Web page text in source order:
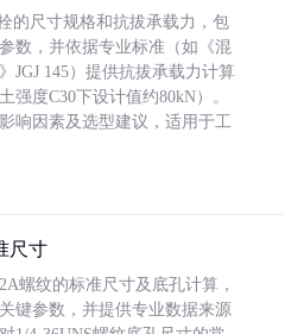
的尺寸规格和抗拔承载力，包
数，并依据专业标准（如《混
JGJ 145）提供抗拔承载力计算
强度C30下设计值约80kN）。
响因素及选型建议，适用于工
尺寸
螺纹的标准尺寸及底孔计算，
键参数，并提供专业数据来源